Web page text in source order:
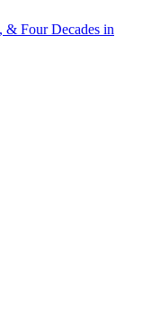
& Four Decades in